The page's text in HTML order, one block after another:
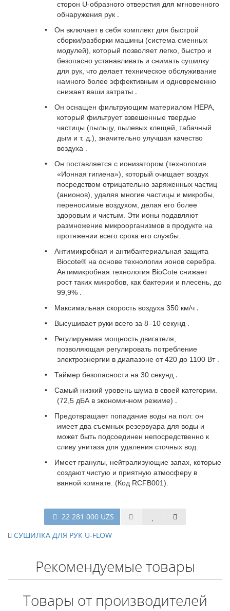
сторон U-образного отверстия для мгновенного
обнаружения рук .
•
Он включает в себя комплект для быстрой
сборки/разборки машины (система сменных
модулей), который позволяет легко, быстро и
безопасно устанавливать и снимать сушилку
для рук, что делает техническое обслуживание
намного более эффективным и одновременно
снижает ваши затраты .
•
Он оснащен фильтрующим материалом HEPA,
который фильтрует взвешенные твердые
частицы (пыльцу, пылевых клещей, табачный
дым и т. д.), значительно улучшая качество
воздуха .
•
Он поставляется с ионизатором (технология
«Ионная гигиена»), который очищает воздух
посредством отрицательно заряженных частиц
(анионов), удаляя многие частицы и микробы,
переносимые воздухом, делая его более
здоровым и чистым. Эти ионы подавляют
размножение микроорганизмов в продукте на
протяжении всего срока его службы.
•
Антимикробная и антибактериальная защита
Biocote® на основе технологии ионов серебра.
Антимикробная технология BioCote снижает
рост таких микробов, как бактерии и плесень, до
99,9% .
• Максимальная скорость воздуха 350 км/ч .
• Высушивает руки всего за 8–10 секунд .
•
Регулируемая мощность двигателя,
позволяющая регулировать потребление
электроэнергии в диапазоне от 420 до 1100 Вт.
• Таймер безопасности на 30 секунд .
•
Самый низкий уровень шума в своей категории.
(72,5 дБА в экономичном режиме) .
•
Предотвращает попадание воды на пол: он
имеет два съемных резервуара для воды и
может быть подсоединен непосредственно к
сливу унитаза для удаления сточных вод.
•
Имеет гранулы, нейтрализующие запах, которые
создают чистую и приятную атмосферу в
ванной комнате. (Код RCFB001).
22 281 000 UZS
СУШИЛКА ДЛЯ РУК U-FLOW
Рекомендуемые товары
Товары от производителей